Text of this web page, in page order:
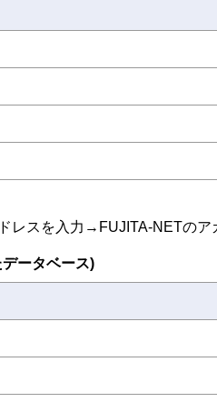
スを入力→FUJITA-NETのア
ータベース)